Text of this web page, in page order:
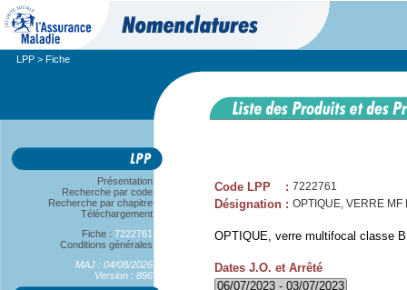
LPP > Fiche
Présentation
Recherche par code
Recherche par chapitre
Téléchargement
Fiche : 7222761
Conditions générales
MAJ : 04/08/2026
Version : 896
Code LPP : 7222761
Désignation : OPTIQUE, VERRE MF
OPTIQUE, verre multifocal classe
Dates J.O. et Arrêté